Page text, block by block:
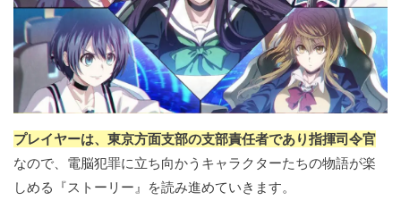
プレイヤーは、東京方面支部の支部責任者であり指揮司令官
なので、電脳犯罪に立ち向かうキャラクターたちの物語が楽
しめる『ストーリー』を読み進めていきます。